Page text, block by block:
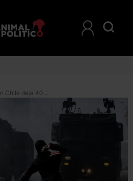
Aniversario del golpe en Chile deja 40 policías lesionados y 280 detenidos